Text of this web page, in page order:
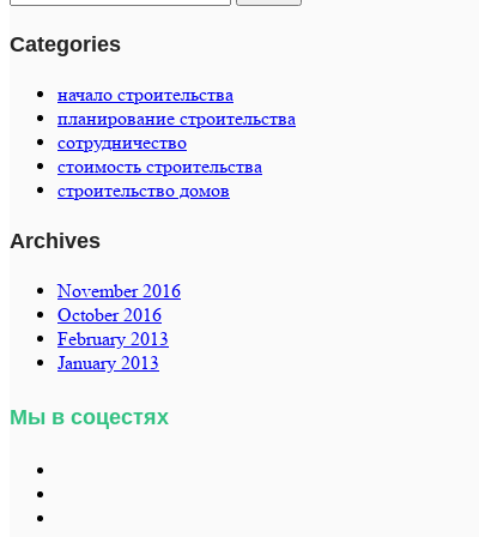
Categories
начало строительства
планирование строительства
сотрудничество
стоимость строительства
строительство домов
Archives
November 2016
October 2016
February 2013
January 2013
Мы в соцестях